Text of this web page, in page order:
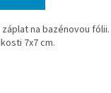
na bazénovou fólii.
7x7 cm.